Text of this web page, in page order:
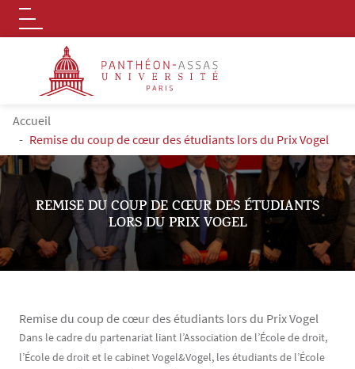
Aller au contenu principal
Logo
FIL D'ARIANE
Accueil
Remise du coup de cœur des étudiants lors du Prix Vogel
REMISE DU COUP DE CŒUR DES ÉTUDIANTS
LORS DU PRIX VOGEL
Remise du coup de cœur des étudiants lors du Prix Vogel
Contenu
Texte
Dans le cadre du partenariat liant l’Association de l’École de droit,
l’École de droit et le cabinet Vogel&Vogel, les étudiants de l’École